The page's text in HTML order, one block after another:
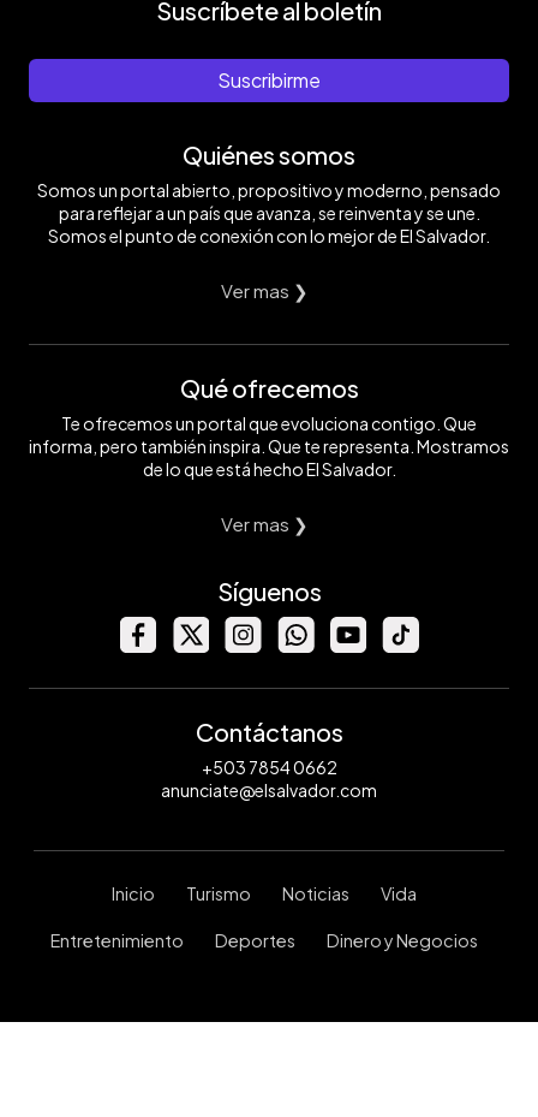
Suscríbete al boletín
Suscribirme
Quiénes somos
Somos un portal abierto, propositivo y moderno, pensado
para reflejar a un país que avanza, se reinventa y se une.
Somos el punto de conexión con lo mejor de El Salvador.
Ver mas ❯
Qué ofrecemos
Te ofrecemos un portal que evoluciona contigo. Que
informa, pero también inspira. Que te representa. Mostramos
de lo que está hecho El Salvador.
Ver mas ❯
Síguenos
Contáctanos
+503 7854 0662
anunciate@elsalvador.com
Inicio Turismo Noticias Vida
Entretenimiento Deportes Dinero y Negocios